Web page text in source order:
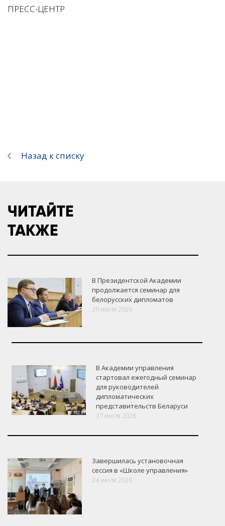
ПРЕСС-ЦЕНТР
Назад к списку
ЧИТАЙТЕ
ТАКЖЕ
В Президентской Академии
продолжается семинар для
белорусских дипломатов
29 июля 2026
В Академии управления
стартовал ежегодный семинар
для руководителей
дипломатических
представительств Беларуси
27 июля 2026
Завершилась установочная
сессия в «Школе управления»
24 июля 2026